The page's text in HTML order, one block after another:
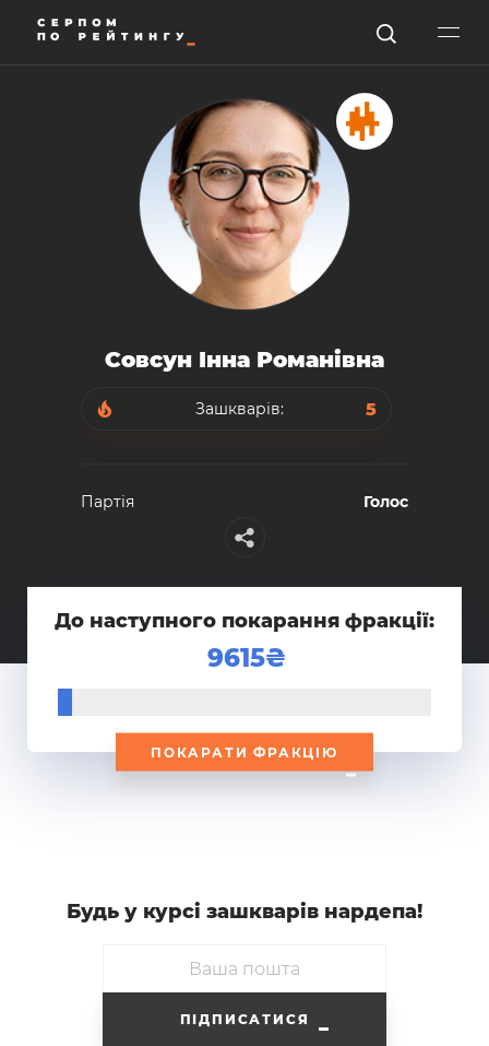
Совсун Інна Романівна
Зашкварів: 5
Партiя Голос
До наступного покарання фракції:
9615
ПОКАРАТИ ФРАКЦІЮ
Будь у курсi зашкварiв нардепа!
ПІДПИСАТИСЯ